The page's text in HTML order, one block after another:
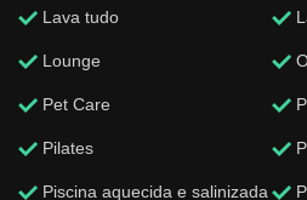
Lava tudo
Lounge
Pet Care
Pilates
Piscina aquecida e salinizada